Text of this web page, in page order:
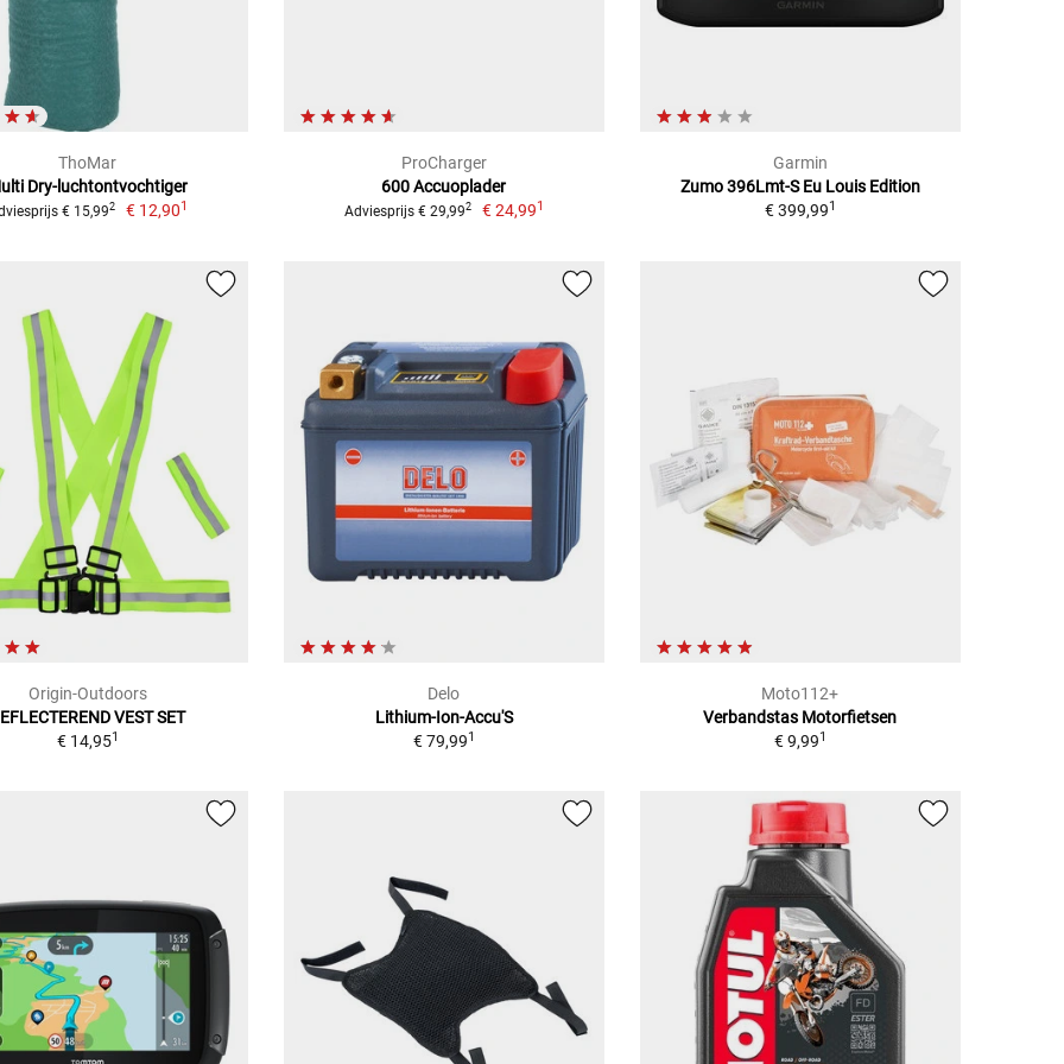
ThoMar
Dry-luchtontvochtiger
€ 15,992 € 12,901
ProCharger
600 Accuoplader
Adviesprijs € 29,992 € 24,991
Garmin
Zumo 396Lmt-S Eu Louis Edition
€ 399,991
Origin-Outdoors
VEST SET
€ 14,951
Delo
Lithium-Ion-Accu'S
€ 79,991
Moto112+
Verbandstas Motorfietsen
€ 9,991